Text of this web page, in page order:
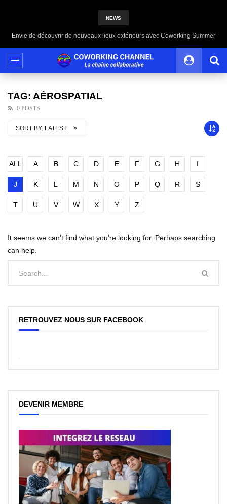
NEWS
Envie de découvrir de nouveaux lieux extérieurs avec Coworking Summer
TAG: AÉROSPATIAL
0 POSTS
SORT BY: LATEST
ALL A B C D E F G H I
J K L M N O P Q R S
T U V W X Y Z
It seems we can’t find what you’re looking for. Perhaps searching
can help.
RETROUVEZ NOUS SUR FACEBOOK
DEVENIR MEMBRE